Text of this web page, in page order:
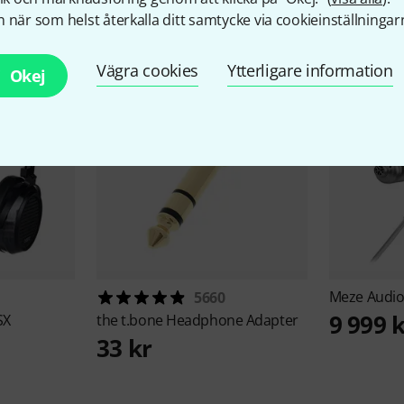
när som helst återkalla ditt samtycke via
Okej Vägra cookies Ytterligare information
& matchande
5660
the t.bone Headphone Adapter
33 kr
Meze Audio
9 999